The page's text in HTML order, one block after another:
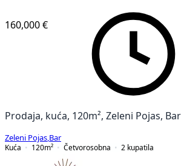
160,000 €
Prodaja, kuća, 120m², Zeleni Pojas, Bar
Zeleni Pojas Bar
Kuća
120m² Četvorosobna 2 kupatila